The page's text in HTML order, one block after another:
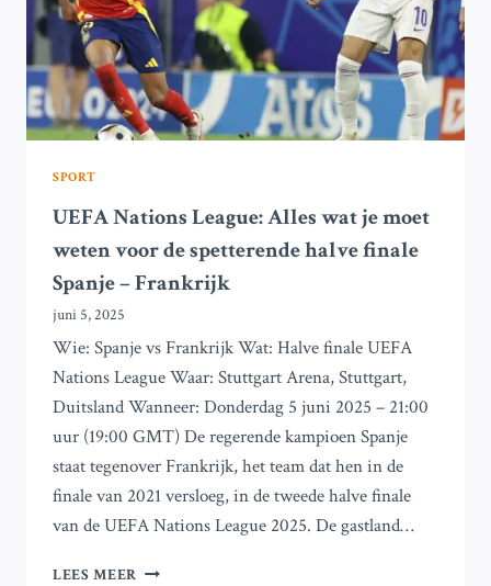
IN
SPANNENDE
NATIONS
LEAGUE
HALVE
FINALE
SPORT
UEFA Nations League: Alles wat je moet
weten voor de spetterende halve finale
Spanje – Frankrijk
juni 5, 2025
Wie: Spanje vs Frankrijk Wat: Halve finale UEFA
Nations League Waar: Stuttgart Arena, Stuttgart,
Duitsland Wanneer: Donderdag 5 juni 2025 – 21:00
uur (19:00 GMT) De regerende kampioen Spanje
staat tegenover Frankrijk, het team dat hen in de
finale van 2021 versloeg, in de tweede halve finale
van de UEFA Nations League 2025. De gastland…
LEES MEER UEFA